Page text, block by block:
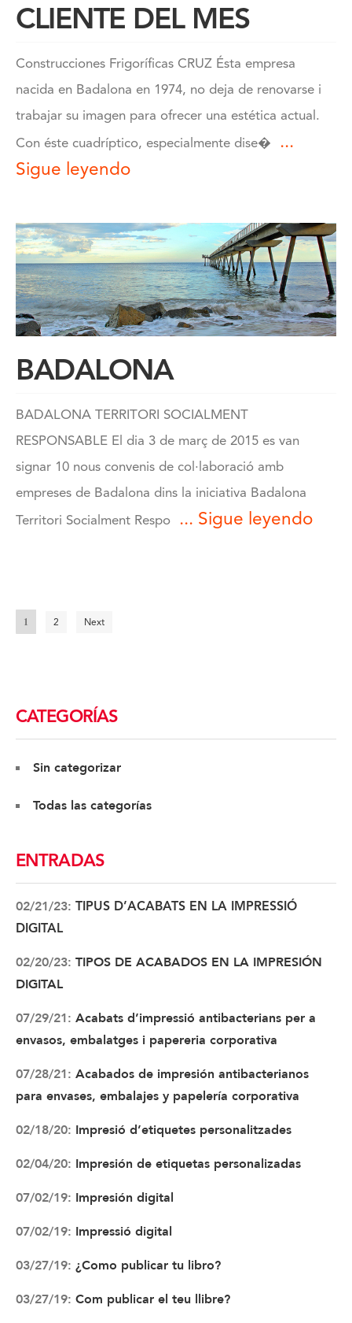
CLIENTE DEL MES
Construcciones Frigoríficas CRUZ Ésta empresa
nacida en Badalona en 1974, no deja de renovarse i
trabajar su imagen para ofrecer una estética actual.
Con éste cuadríptico, especialmente dise�
...
Sigue leyendo
BADALONA
BADALONA TERRITORI SOCIALMENT
RESPONSABLE El dia 3 de març de 2015 es van
signar 10 nous convenis de col·laboració amb
empreses de Badalona dins la iniciativa Badalona
Territori Socialment Respo ... Sigue leyendo
1 2 Next
CATEGORÍAS
Sin categorizar
Todas las categorías
ENTRADAS
02/21/23: TIPUS D’ACABATS EN LA IMPRESSIÓ
DIGITAL
02/20/23: TIPOS DE ACABADOS EN LA IMPRESIÓN
DIGITAL
07/29/21: Acabats d’impressió antibacterians per a
envasos, embalatges i papereria corporativa
07/28/21: Acabados de impresión antibacterianos
para envases, embalajes y papelería corporativa
02/18/20: Impresió d’etiquetes personalitzades
02/04/20: Impresión de etiquetas personalizadas
07/02/19: Impresión digital
07/02/19: Impressió digital
03/27/19: ¿Como publicar tu libro?
03/27/19: Com publicar el teu llibre?